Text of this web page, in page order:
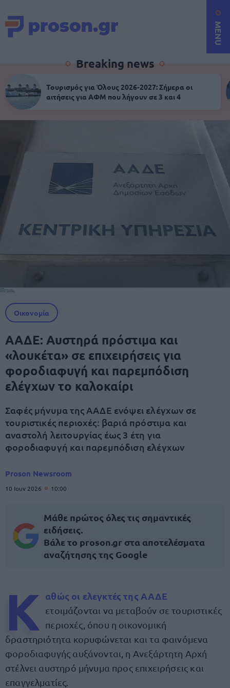
MENU
Breaking news
Τουρισμός για Όλους 2026-2027: Σήμερα οι
αιτήσεις για ΑΦΜ που λήγουν σε 3 και 4
Οικονομία
ΑΑΔΕ: Αυστηρά πρόστιμα και
«λουκέτα» σε επιχειρήσεις για
φοροδιαφυγή και παρεμπόδιση
ελέγχων το καλοκαίρι
Σαφές μήνυμα της ΑΑΔΕ ενόψει ελέγχων σε
τουριστικές περιοχές: βαριά πρόστιμα και
αναστολή λειτουργίας έως 3 έτη για
φοροδιαφυγή και παρεμπόδιση ελέγχων
Proson Newsroom
10 Ιουν 2026 10:00
Μάθε πρώτος όλες τις σημαντικές
ειδήσεις.
Βάλε το proson.gr στα αποτελέσματα
αναζήτησης της Google
Κ αθώς οι ελεγκτές της ΑΑΔΕ
ετοιμάζονται να μεταβούν σε τουριστικές
περιοχές, όπου η οικονομική
δραστηριότητα κορυφώνεται και τα φαινόμενα
φοροδιαφυγής αυξάνονται, η Ανεξάρτητη Αρχή
στέλνει αυστηρό μήνυμα προς επιχειρήσεις και
επαγγελματίες.